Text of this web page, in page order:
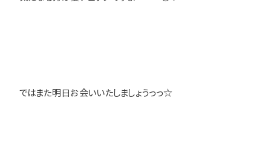
ではまた明日お会いいたしましょうっっ☆